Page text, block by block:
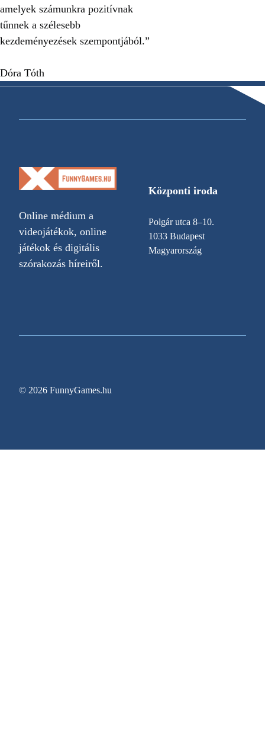
amelyek számunkra pozitívnak
tűnnek a szélesebb
kezdeményezések szempontjából.”
Dóra Tóth
Online médium a
videojátékok, online
játékok és digitális
szórakozás híreiről.
Központi iroda
Polgár utca 8–10.
1033 Budapest
Magyarország
© 2026 FunnyGames.hu
Adatvédelem